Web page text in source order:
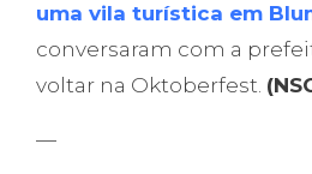
uma vila turística em
conversaram com a
voltar na Oktoberfest.
—